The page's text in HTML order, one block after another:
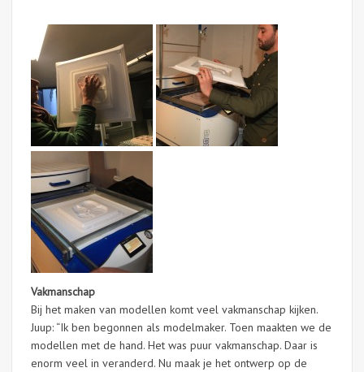
Vakmanschap
Bij het maken van modellen komt veel vakmanschap kijken.
Juup: “Ik ben begonnen als modelmaker. Toen maakten we de
modellen met de hand. Het was puur vakmanschap. Daar is
enorm veel in veranderd. Nu maak je het ontwerp op de